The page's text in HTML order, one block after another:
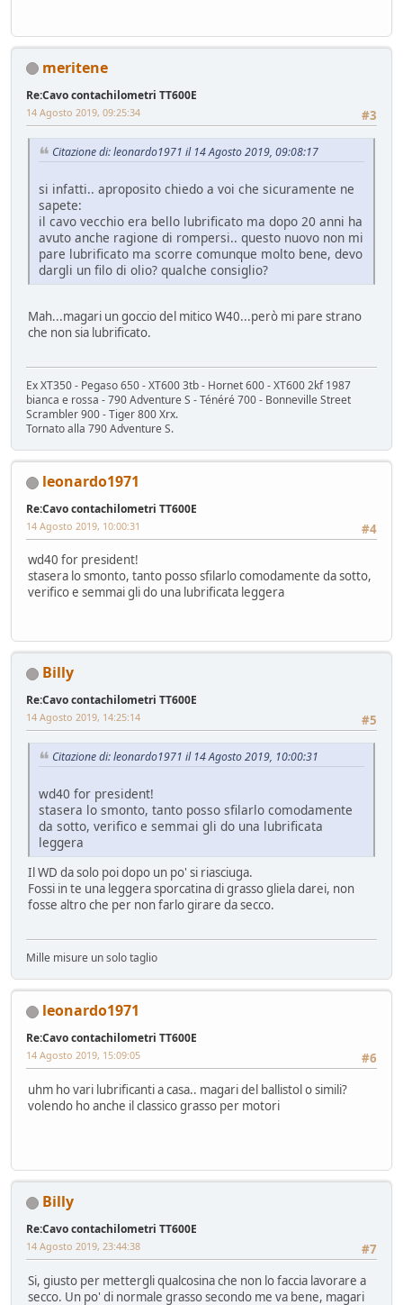
meritene
Re:Cavo contachilometri TT600E
#3
14 Agosto 2019, 09:25:34
Citazione di: leonardo1971 il 14 Agosto 2019, 09:08:17
si infatti.. aproposito chiedo a voi che sicuramente ne
sapete:
il cavo vecchio era bello lubrificato ma dopo 20 anni ha
avuto anche ragione di rompersi.. questo nuovo non mi
pare lubrificato ma scorre comunque molto bene, devo
dargli un filo di olio? qualche consiglio?
Mah...magari un goccio del mitico W40...però mi pare strano
che non sia lubrificato.
Ex XT350 - Pegaso 650 - XT600 3tb - Hornet 600 - XT600 2kf 1987
bianca e rossa - 790 Adventure S - Ténéré 700 - Bonneville Street
Scrambler 900 - Tiger 800 Xrx.
Tornato alla 790 Adventure S.
leonardo1971
Re:Cavo contachilometri TT600E
#4
14 Agosto 2019, 10:00:31
wd40 for president!
stasera lo smonto, tanto posso sfilarlo comodamente da sotto,
verifico e semmai gli do una lubrificata leggera
Billy
Re:Cavo contachilometri TT600E
#5
14 Agosto 2019, 14:25:14
Citazione di: leonardo1971 il 14 Agosto 2019, 10:00:31
wd40 for president!
stasera lo smonto, tanto posso sfilarlo comodamente
da sotto, verifico e semmai gli do una lubrificata
leggera
Il WD da solo poi dopo un po' si riasciuga.
Fossi in te una leggera sporcatina di grasso gliela darei, non
fosse altro che per non farlo girare da secco.
Mille misure un solo taglio
leonardo1971
Re:Cavo contachilometri TT600E
#6
14 Agosto 2019, 15:09:05
uhm ho vari lubrificanti a casa.. magari del ballistol o simili?
volendo ho anche il classico grasso per motori
Billy
Re:Cavo contachilometri TT600E
#7
14 Agosto 2019, 23:44:38
Si, giusto per mettergli qualcosina che non lo faccia lavorare a
secco. Un po' di normale grasso secondo me va bene, magari